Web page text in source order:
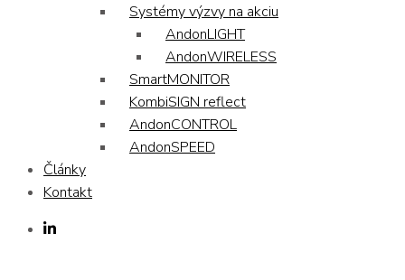
Systémy výzvy na akciu
AndonLIGHT
AndonWIRELESS
SmartMONITOR
KombiSIGN reflect
AndonCONTROL
AndonSPEED
Články
Kontakt